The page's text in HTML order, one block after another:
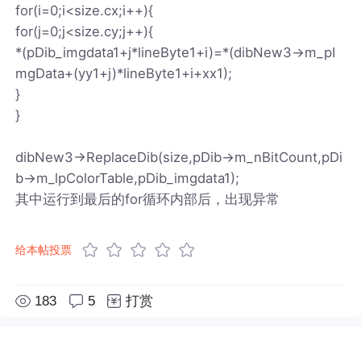
for(i=0;i<size.cx;i++){
for(j=0;j<size.cy;j++){
*(pDib_imgdata1+j*lineByte1+i)=*(dibNew3->m_pI
mgData+(yy1+j)*lineByte1+i+xx1);
}
}
dibNew3->ReplaceDib(size,pDib->m_nBitCount,pDi
b->m_lpColorTable,pDib_imgdata1);
其中运行到最后的for循环内部后，出现异常
给本帖投票
183 5 打赏